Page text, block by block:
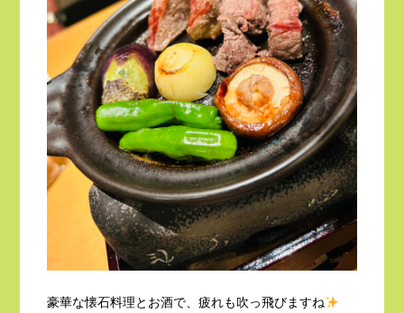
豪華な懐石料理とお酒で、疲れも吹っ飛びますね